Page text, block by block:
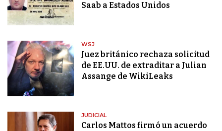
Saab a Estados Unidos
WSJ
Juez británico rechaza solicitud
de EE.UU. de extraditar a Julian
Assange de WikiLeaks
JUDICIAL
Carlos Mattos firmó un acuerdo